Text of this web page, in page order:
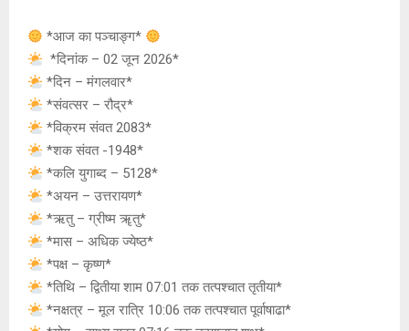
at
s
A
p
p
b
o
o
k
a
g n
*आज का पञ्चाङ्ग*
*दिनांक – 02 जून 2026*
*दिन – मंगलवार*
*संवत्सर – रौद्र*
*विक्रम संवत 2083*
*शक संवत -1948*
*कलि युगाब्द – 5128*
*अयन – उत्तरायण*
*ऋतु – ग्रीष्म ॠतु*
*मास – अधिक ज्येष्ठ*
*पक्ष – कृष्ण*
*तिथि – द्वितीया शाम 07:01 तक तत्पश्चात तृतीया*
*नक्षत्र – मूल रात्रि 10:06 तक तत्पश्चात पूर्वाषाढा*